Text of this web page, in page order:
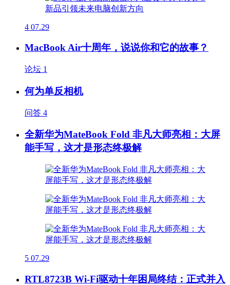
4 07.29
MacBook Air十周年，说说你和它的故事？
论坛 1
何为单反相机
问答 4
全新华为MateBook Fold 非凡大师亮相：大屏
能手写，这才是形态终极解
5 07.29
RTL8723B Wi-Fi驱动十年困局终结：正式并入